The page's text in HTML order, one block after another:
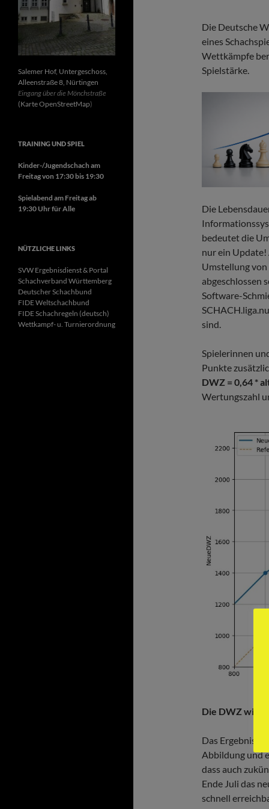
Die Deutsche
eines
Wettkämpfe
Spielstärke.
Die
bedeutet die
nur ein Update!
Umstellung
abgeschlossen
Software-
sind.
Spielerinnen
Punkte
DWZ = 0,64 *
Wertungszahl
Die DWZ wird
Das Ergebnis
Abbildung und
dass auch
Ende Juli das
schnell
Salemer Hof, Untergeschoss,
Alleenstraße 8, Nürtingen
Eingang über die Mönchstraße
(Karte OpenStreetMap)
TRAINING UND SPIEL
Kinder-/Jugendschach am
Freitag von 17:30 bis 19:30
Spielabend am Freitag ab
19:30 Uhr für Alle
NÜTZLICHE LINKS
SVW Ergebnisdienst & Portal
Schachverband Württemberg
Deutscher Schachbund
FIDE Weltschachbund
FIDE Schachregeln (deutsch)
Wettkampf- u. Turnierordnung